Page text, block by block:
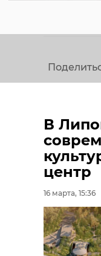
В
центр
16 марта, 15:36
В зоне
житель
Евгений